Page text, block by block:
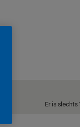
Er is slechts